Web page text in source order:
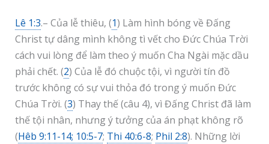
Lê 1:3.– Của lễ thiêu, (1) Làm hình bóng về Đấng
Christ tự dâng mình không tì vết cho Đức Chúa Trời
cách vui lòng để làm theo ý muốn Cha Ngài mặc dầu
phải chết. (2) Của lễ đó chuộc tội, vì người tín đồ
trước không có sự vui thỏa đó trong ý muốn Đức
Chúa Trời. (3) Thay thế (câu 4), vì Đấng Christ đã làm
thế tội nhân, nhưng ý tưởng của án phạt không rõ
(Hêb 9:11-14; 10:5-7; Thi 40:6-8; Phil 2:8). Những lời